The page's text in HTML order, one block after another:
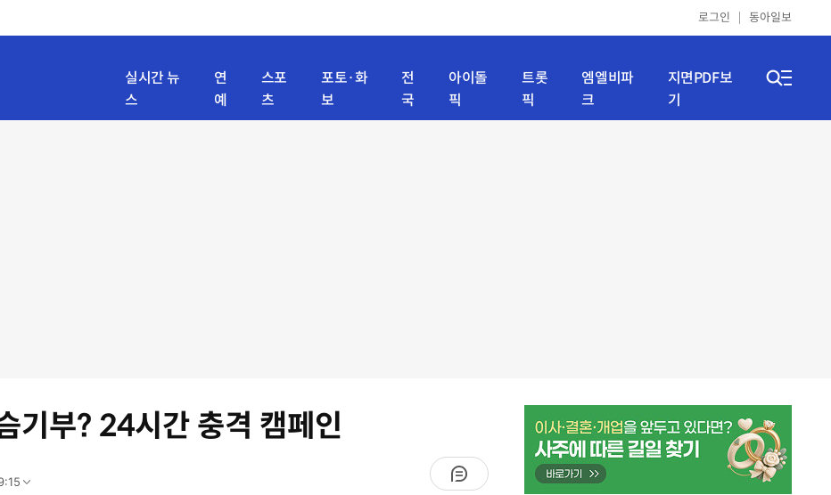
로그인 동아일보
실시간 뉴
스
연
예
스포
츠
포토·화
보
전
국
아이돌
픽
트롯
픽
엠엘비파
크
지면PDF보
기
기부? 24시간 충격 캠페인